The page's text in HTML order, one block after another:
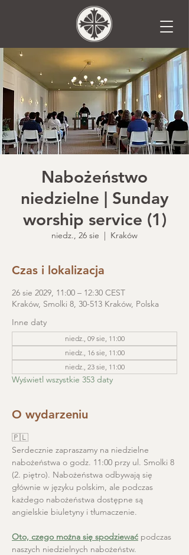
Nabożeństwo
niedzielne | Sunday
worship service (1)
niedz., 26 sie
  |
Kraków
Czas i lokalizacja
26 sie 2029, 11:00 – 12:30 CEST
Kraków, Smolki 8, 30-513 Kraków, Polska
Inne daty
niedz., 09 sie, 11:00
niedz., 16 sie, 11:00
niedz., 23 sie, 11:00
Wyświetl wszystkie 353 daty
O wydarzeniu
🇵🇱
Serdecznie zapraszamy na niedzielne
nabożeństwa o godz. 11:00 przy ul. Smolki 8
(2. piętro). Nabożeństwa odbywają się
głównie w języku polskim, ale podczas
każdego nabożeństwa dostępne są
angielskie biuletyny i tłumaczenie.
Oto, czego można się spodziewać podczas
naszych niedzielnych nabożeństw.